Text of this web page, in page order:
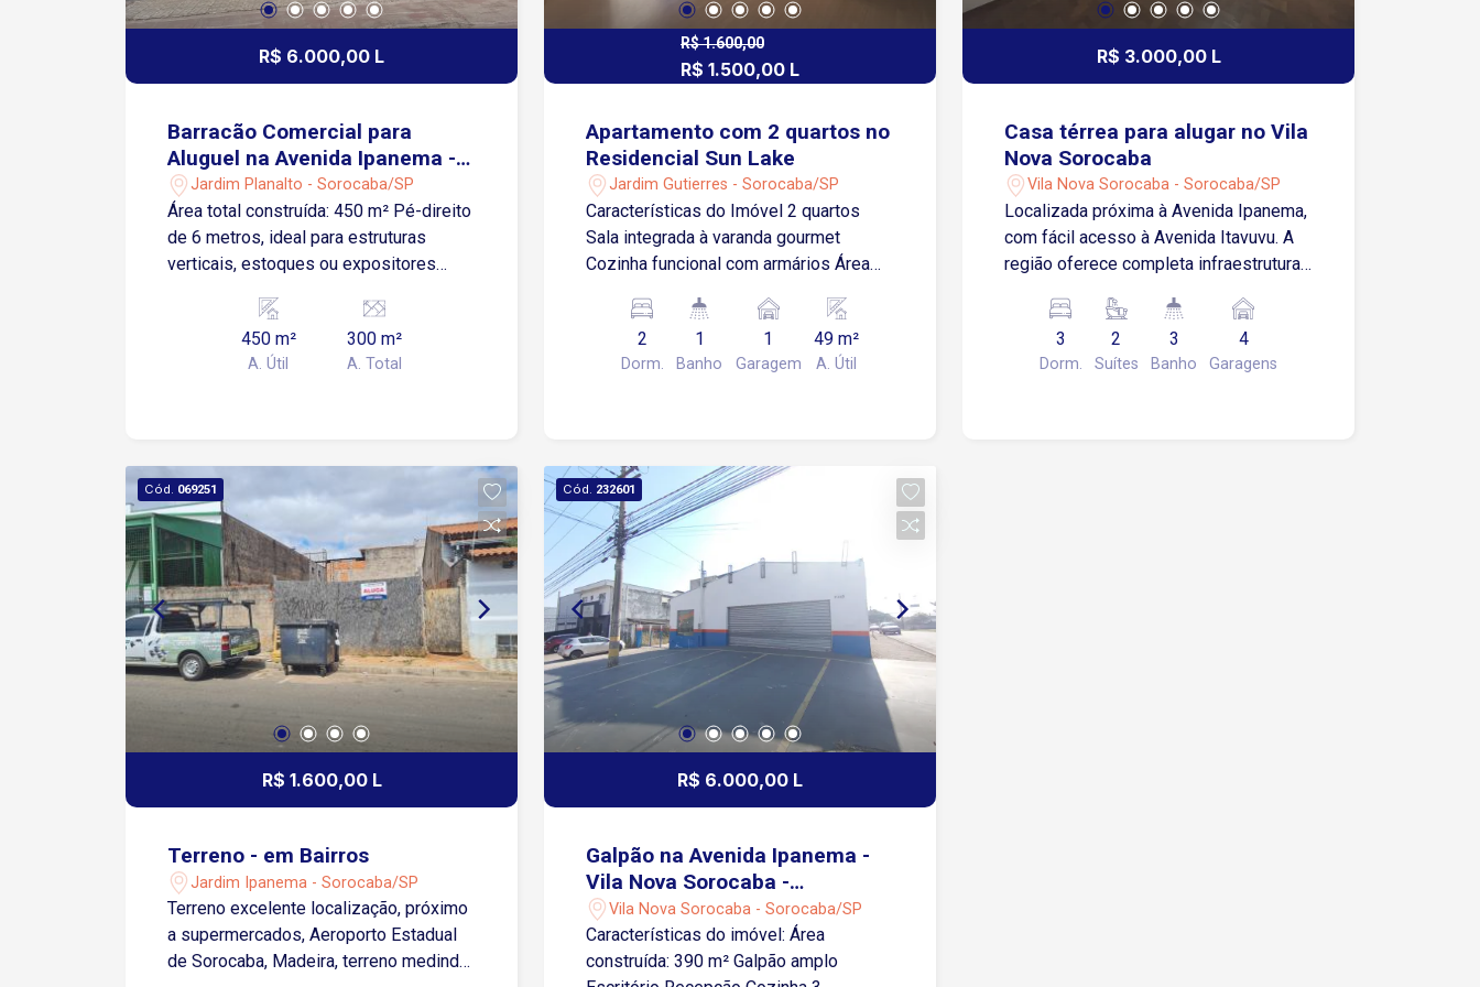
Região com muitos comércios locais,
Agende agora mesmo sua visita
conveniências, assistências técnicas e
prestadores de serviços. Agende sua
visita e conheça o espaço ideal para o
R$ 6.000,00 L
Barracão Comercial para
Aluguel na Avenida Ipanema -
Sorocaba/SP
Jardim Planalto - Sorocaba/SP
Área total construída: 450 m² Pé-direito
de 6 metros, ideal para estruturas
verticais, estoques ou expositores
escritório administrativo ou sala de
reuniões Portas automáticas,
praticidade e segurança no acesso 2
comercial. É um importante eixo de
ligação entre bairros populosos da
Zona Norte e o centro da cidade. Fácil
acesso às Avenidas Itavuvu, Ulisses
Guimarães e à Rodovia Castelo Branco
450 m²
A. Útil
300 m²
A. Total
R$ 1.600,00
R$ 1.500,00 L
Apartamento com 2 quartos no
Residencial Sun Lake
Jardim Gutierres - Sorocaba/SP
Características do Imóvel 2 quartos
Sala integrada à varanda gourmet
Cozinha funcional com armários Área
com armário 1 vaga de garagem
descoberta Estrutura do Condomínio
Playground Salão de festas Quiosque
instalações de academia Elevador em
frente ao apartamento para maior
praticidade Localização A 4 minutos da
Rua Atanazio Soares A 7 minutos da
Avenida Ipanema Próximo a
supermercados, hospital e comércios
da região
2
Dorm.
1
Banho
1
Garagem
49 m²
A. Útil
R$ 3.000,00 L
Casa térrea para alugar no Vila
Nova Sorocaba
Vila Nova Sorocaba - Sorocaba/SP
Localizada próxima à Avenida Ipanema,
com fácil acesso à Avenida Itavuvu. A
região oferece completa infraestrutura,
restaurantes, farmácias, escolas e
diversos comércios e serviços,
proporcionando mais comodidade para
3
Dorm.
2
Suítes
3
Banho
4
Garagens
Cód. 069251
R$ 1.600,00 L
Terreno - em Bairros
Jardim Ipanema - Sorocaba/SP
Terreno excelente localização, próximo
a supermercados, Aeroporto Estadual
de Sorocaba, Madeira, terreno medindo
Cód. 232601
R$ 6.000,00 L
Galpão na Avenida Ipanema -
Vila Nova Sorocaba -
Sorocaba/SP
Vila Nova Sorocaba - Sorocaba/SP
Características do imóvel: Área
construída: 390 m² Galpão amplo